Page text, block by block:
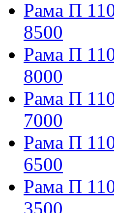
Рама П
8500
Рама П
8000
Рама П
7000
Рама П
6500
Рама П
3500